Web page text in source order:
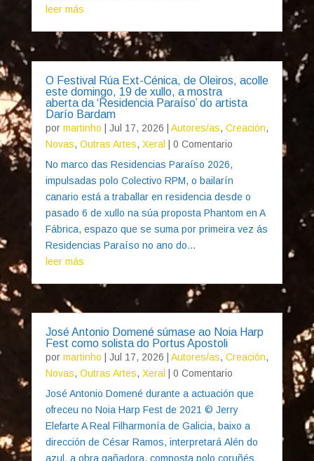
leer más
O Festival Rúa Ext-Cénica, de Oleiros, acolle
este domingo, 19 de xullo, a mostra
aberta da ‘Residencia Paraíso’ do artista
Darío Bardam
por martinho Jul 17, 2026 Autores/as, Creación,
Novas, Outras Artes, Xeral
| 0 Comentario
No marco das Residencias Paraíso 2026,
impulsadas polo Colectivo RPM, o bailarín
canario está a traballar en residencia desde o
pasado 6 de xullo na súa proposta Phantom en A
Fábrica, espazo que se suma por primeira vez ás
Residencias Paraíso no ano do...
leer más
José Antonio Domené súmase ao Noia Harp
Fest como solista do Portus Apostoli
por martinho Jul 17, 2026 Autores/as, Creación,
Novas, Outras Artes, Xeral
| 0 Comentario
José Antonio Domené durante a actuación que
ofreceu no Noia Harp Fest de 2021 © Jerry
Elefarte A Real Filharmonía de Galicia, baixo a
dirección de César Ramos, interpretará Alén do
azul, a obra gañadora, composta polo coruñés